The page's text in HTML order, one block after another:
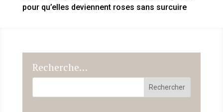
pour qu’elles deviennent roses sans surcuire
Recherche…